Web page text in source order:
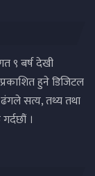
९ बर्ष देखी
हुने डिजिटल
सत्य, तथ्य तथा
।